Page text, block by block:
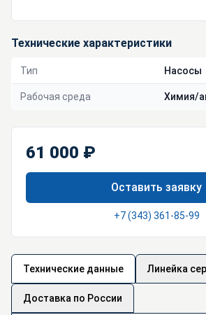
Технические характеристики
Тип Насосы
Рабочая среда Химия/
61 000 ₽
Оставить заявку
+7 (343) 361-85-99
Технические данные Линейка
Доставка по России